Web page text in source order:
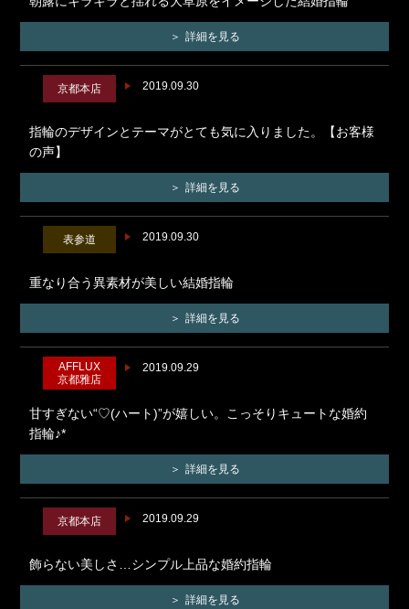
詳細を見る
2019.09.30
京都本店
指輪のデザインとテーマがとても気に入りました。【お客様
の声】
詳細を見る
2019.09.30
表参道
重なり合う異素材が美しい結婚指輪
詳細を見る
2019.09.29
AFFLUX
京都雅店
甘すぎない“♡(ハート)”が嬉しい。こっそりキュートな婚約
指輪♪*
詳細を見る
2019.09.29
京都本店
飾らない美しさ…シンプル上品な婚約指輪
詳細を見る